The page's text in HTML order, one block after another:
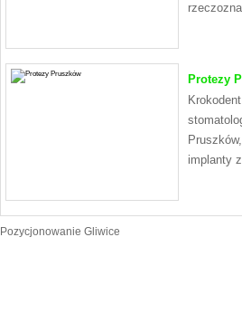
Protezy
implanty
Pozycjonowanie Gliwice